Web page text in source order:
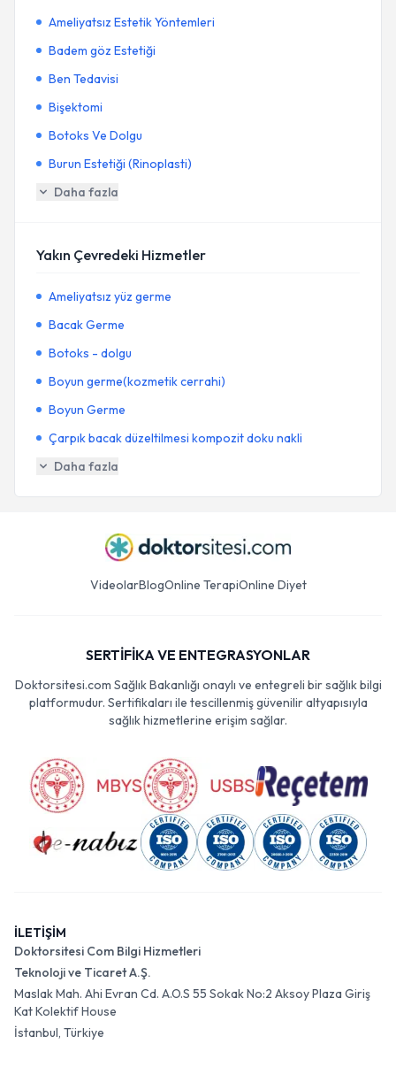
Ameliyatsız Estetik Yöntemleri
Badem göz Estetiği
Ben Tedavisi
Bişektomi
Botoks Ve Dolgu
Burun Estetiği (Rinoplasti)
Daha fazla
Yakın Çevredeki Hizmetler
Ameliyatsız yüz germe
Bacak Germe
Botoks - dolgu
Boyun germe(kozmetik cerrahi)
Boyun Germe
Çarpık bacak düzeltilmesi kompozit doku nakli
Daha fazla
VideolarBlogOnline TerapiOnline Diyet
SERTİFİKA VE ENTEGRASYONLAR
Doktorsitesi.com Sağlık Bakanlığı onaylı ve entegreli bir sağlık bilgi
platformudur. Sertifikaları ile tescillenmiş güvenilir altyapısıyla
sağlık hizmetlerine erişim sağlar.
İLETİŞİM
Doktorsitesi Com Bilgi Hizmetleri
Teknoloji ve Ticaret A.Ş.
Maslak Mah. Ahi Evran Cd. A.O.S 55 Sokak No:2 Aksoy Plaza Giriş
Kat Kolektif House
İstanbul, Türkiye